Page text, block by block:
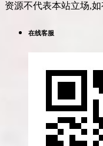
资源不代表本站立场,
在线客服